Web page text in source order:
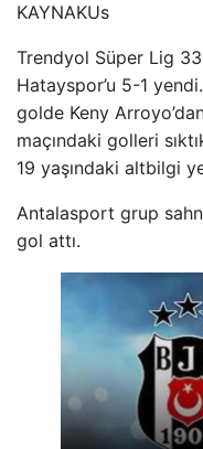
KAYNAKUs
Trendyol Süper Lig
Hatayspor’u 5-1
golde Keny
maçındaki golleri
19 yaşındaki altbilgi
Antalasport grup
gol attı.